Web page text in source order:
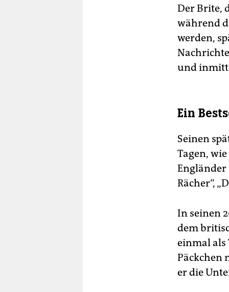
Der Brite,
während
werden,
und
Ein
Seinen
Tagen,
Engländer
Rächer“,
In seinen
dem
einmal als
Päckchen
er die